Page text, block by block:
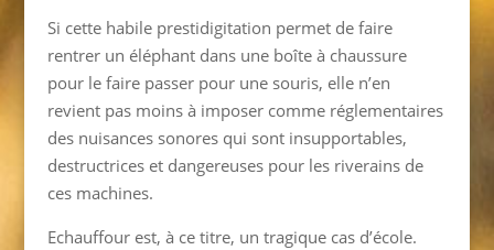
Si cette habile prestidigitation permet de faire
rentrer un éléphant dans une boîte à chaussure
pour le faire passer pour une souris, elle n’en
revient pas moins à imposer comme réglementaires
des nuisances sonores qui sont insupportables,
destructrices et dangereuses pour les riverains de
ces machines.
Echauffour est, à ce titre, un tragique cas d’école.